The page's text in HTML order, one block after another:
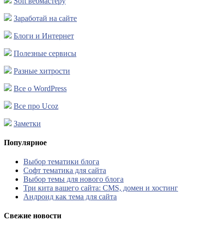
Заработай на сайте
Блоги и Интернет
Полезные сервисы
Разные хитрости
Все о WordPress
Все про Ucoz
Заметки
Популярное
Выбор тематики блога
Софт тематика для сайта
Выбор темы для нового блога
Три кита вашего сайта: CMS, домен и хостинг
Андроид как тема для сайта
Свежие новости